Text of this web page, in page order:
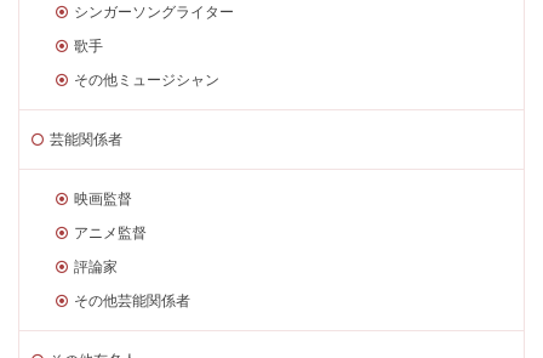
シンガーソングライター
歌手
その他ミュージシャン
芸能関係者
映画監督
アニメ監督
評論家
その他芸能関係者